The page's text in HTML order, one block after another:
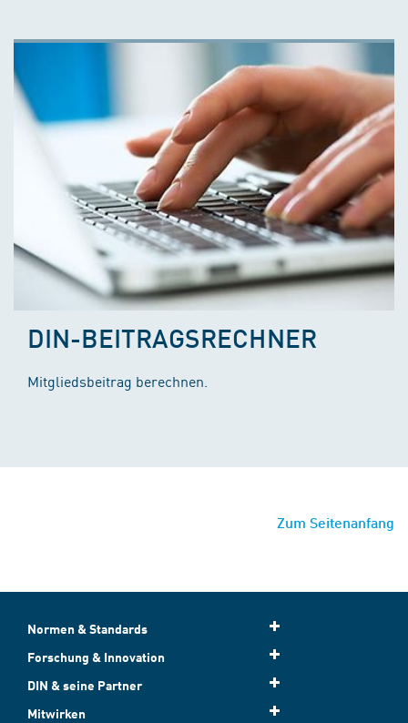
DIN-BEITRAGSRECHNER
Mitgliedsbeitrag berechnen.
Zum Seitenanfang
Normen & Standards
Forschung & Innovation
DIN & seine Partner
Mitwirken